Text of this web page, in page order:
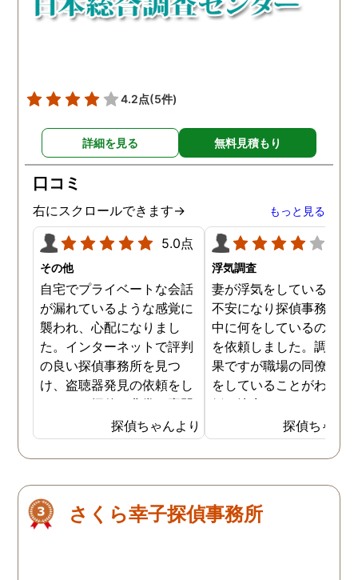
4.2点(5件)
詳細を見る 無料見積もり
口コミ
右にスクロールできます→ もっと見る
5.0点
その他
自宅でプライベートな会話
が漏れているような感覚に
襲われ、心配になりまし
た。インターネットで評判
の良い探偵事務所を見つ
け、盗聴器発見の依頼をし
ました。探偵は非常に専門
的な態度で、家の隅々まで
丁寧に調査してくれまし
た。調査は約3時間ほどで
見つかりませんでしたが、
そのプロセスと説明が非常
探偵ちゃんより
浮気調査
妻が浮気をしていると思
不安になり探偵事務所に
中に何をしているのか調
を依頼しました。調査の
果ですが職場の同僚と浮
をしていることがわかり
婚を決意しました。浮気
現場の写真を妻に突き付
たところ事実を認めたの
離婚するための証拠集め
探偵ちゃん
さくら幸子探偵事務所